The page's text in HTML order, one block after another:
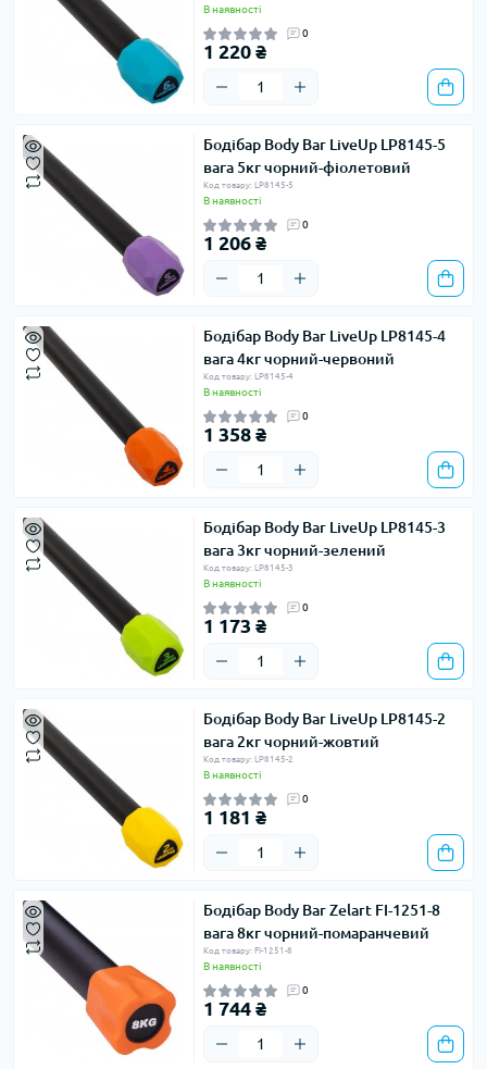
В наявності
0
1 220 ₴
Бодібар Body Bar LiveUp LP8145-5
вага 5кг чорний-фіолетовий
Код товару: LP8145-5
В наявності
0
1 206 ₴
Бодібар Body Bar LiveUp LP8145-4
вага 4кг чорний-червоний
Код товару: LP8145-4
В наявності
0
1 358 ₴
Бодібар Body Bar LiveUp LP8145-3
вага 3кг чорний-зелений
Код товару: LP8145-3
В наявності
0
1 173 ₴
Бодібар Body Bar LiveUp LP8145-2
вага 2кг чорний-жовтий
Код товару: LP8145-2
В наявності
0
1 181 ₴
Бодібар Body Bar Zelart FI-1251-8
вага 8кг чорний-помаранчевий
Код товару: FI-1251-8
В наявності
0
1 744 ₴